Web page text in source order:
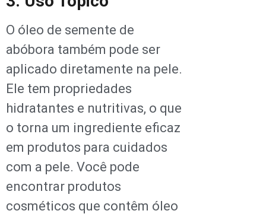
O óleo de semente de
abóbora também pode ser
aplicado diretamente na pele.
Ele tem propriedades
hidratantes e nutritivas, o que
o torna um ingrediente eficaz
em produtos para cuidados
com a pele. Você pode
encontrar produtos
cosméticos que contêm óleo